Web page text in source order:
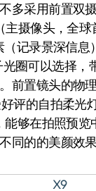
多采用前置双
摄像头，全球
记录景深信息
光圈可以选择，
前置镜头的物
评的自拍柔光
够在拍照预览
同的的美颜效果